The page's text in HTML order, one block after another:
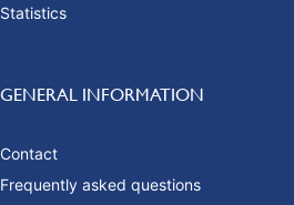
Statistics
GENERAL INFORMATION
Contact
Frequently asked questions